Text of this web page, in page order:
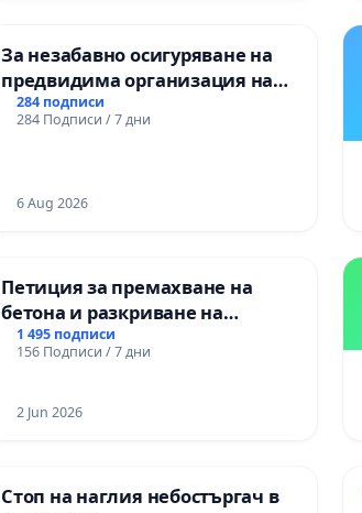
За незабавно осигуряване на
предвидима организация на
учебния процес и гарантиране
на правото на равнопоставено
Александър I“ и Хуманитарна
284 подписи
284 Подписи / 7 дни
6 Aug 2026
Петиция за премахване на
бетона и разкриване на
античното сърце на
Могиланската могила във
1 495 подписи
156 Подписи / 7 дни
2 Jun 2026
Стоп на наглия небостъргач в